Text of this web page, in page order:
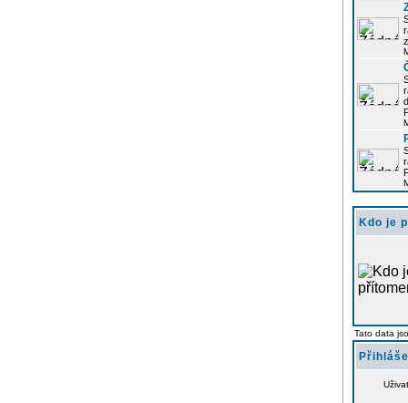
Kdo je
Tato data